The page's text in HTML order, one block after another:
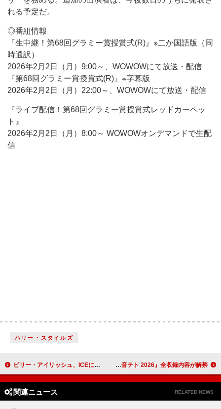
れる予定だ。
◎番組情報
『生中継！第68回グラミー賞授賞式(R)』※二か国語版（同
時通訳）
2026年2月2日（月）9:00～、WOWOWにて放送・配信
『第68回グラミー賞授賞式(R)』※字幕版
2026年2月2日（月）22:00～、WOWOWにて放送・配信
『ライブ配信！第68回グラミー賞授賞式レッドカーペッ
ト』
2026年2月2日（月）8:00～ WOWOWオンデマンドで生配
信
ハリー・スタイルズ
ビリー・アイリッシュ、ICEによる銃撃をめぐり“同業のセレブ”に発言を呼びかける 重音テト、公式コンピAL『0401 – The Best Days of 重音テト 2026』全収録内容が解禁
関連ニュース RELATED NEWS